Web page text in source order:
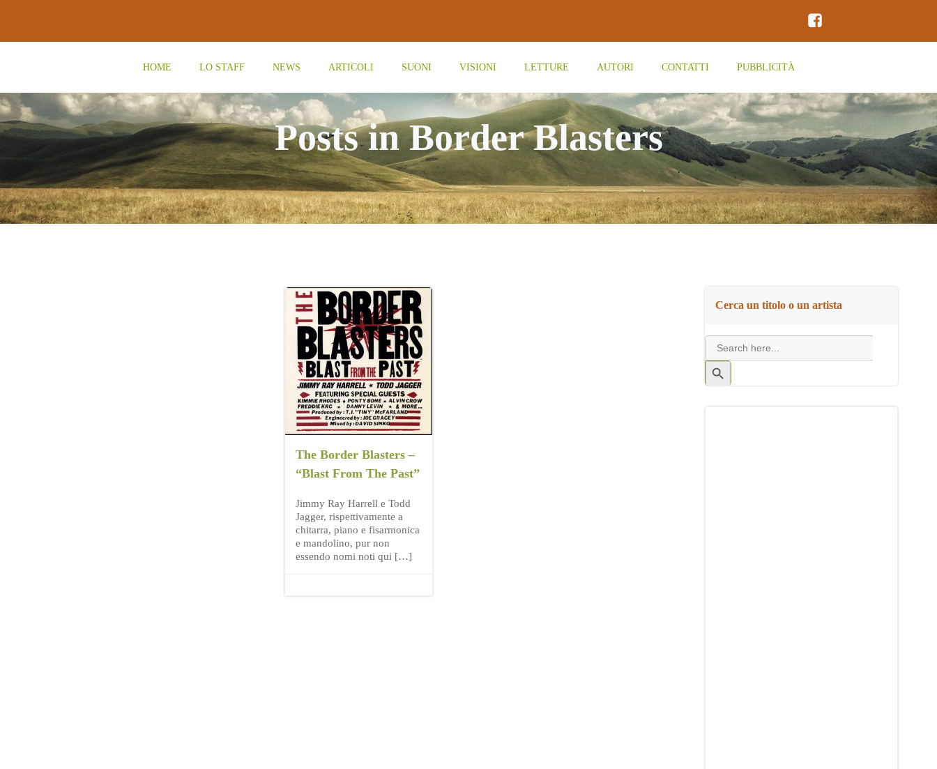
contenuto
HOME LO STAFF NEWS ARTICOLI SUONI VISIONI LETTURE AUTORI CONTATTI PUBBLICITÀ
Posts in Border Blasters
The Border Blasters –
“Blast From The Past”
Jimmy Ray Harrell e Todd
Jagger, rispettivamente a
chitarra, piano e fisarmonica
e mandolino, pur non
essendo nomi noti qui […]
Cerca un titolo o un artista
Search
for:
Search
Button